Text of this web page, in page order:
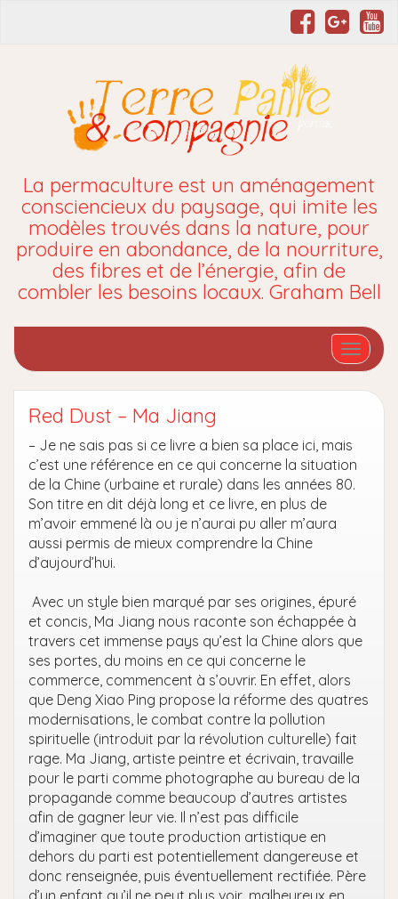
La permaculture est un aménagement
consciencieux du paysage, qui imite les
modèles trouvés dans la nature, pour
produire en abondance, de la nourriture,
des fibres et de l’énergie, afin de
combler les besoins locaux. Graham Bell
Red Dust – Ma Jiang
– Je ne sais pas si ce livre a bien sa place ici, mais
c’est une référence en ce qui concerne la situation
de la Chine (urbaine et rurale) dans les années 80.
Son titre en dit déjà long et ce livre, en plus de
m’avoir emmené là ou je n’aurai pu aller m’aura
aussi permis de mieux comprendre la Chine
d’aujourd’hui.
Avec un style bien marqué par ses origines, épuré
et concis, Ma Jiang nous raconte son échappée à
travers cet immense pays qu’est la Chine alors que
ses portes, du moins en ce qui concerne le
commerce, commencent à s’ouvrir. En effet, alors
que Deng Xiao Ping propose la réforme des quatres
modernisations, le combat contre la pollution
spirituelle (introduit par la révolution culturelle) fait
rage. Ma Jiang, artiste peintre et écrivain, travaille
pour le parti comme photographe au bureau de la
propagande comme beaucoup d’autres artistes
afin de gagner leur vie. Il n’est pas difficile
d’imaginer que toute production artistique en
dehors du parti est potentiellement dangereuse et
donc renseignée, puis éventuellement rectifiée. Père
d’un enfant qu’il ne peut plus voir, malheureux en